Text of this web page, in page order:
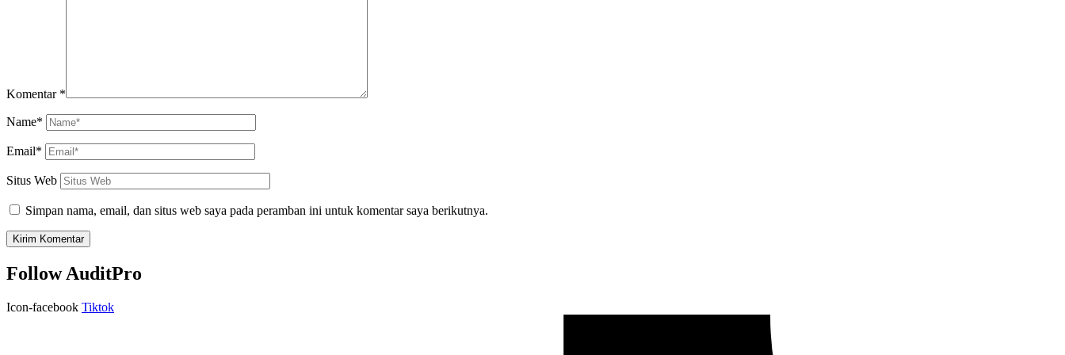
Komentar *
Name*
Email*
Situs Web
Simpan nama, email, dan situs web saya pada peramban ini untuk komentar saya berikutnya.
Follow AuditPro
Icon-facebook Tiktok